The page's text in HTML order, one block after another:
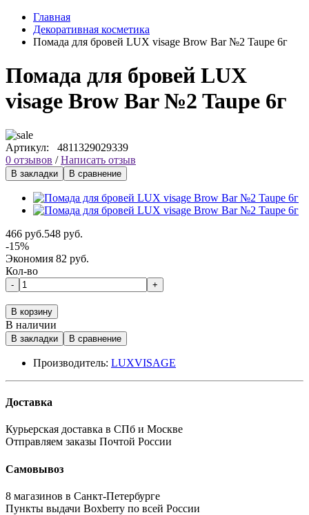
Главная
Декоративная косметика
Помада для бровей LUX visage Brow Bar №2 Taupe 6г
Помада для бровей LUX
visage Brow Bar №2 Taupe 6г
Артикул: 4811329029339
0 отзывов /Написать отзыв
В закладки В сравнение
466 руб.548 руб.
-15%
Экономия 82 руб.
Кол-во
- +
В корзину
В наличии
В закладки В сравнение
Производитель: LUXVISAGE
Доставка
Курьерская доставка в СПб и Москве
Отправляем заказы Почтой России
Самовывоз
8 магазинов в Санкт-Петербурге
Пункты выдачи Boxberry по всей России